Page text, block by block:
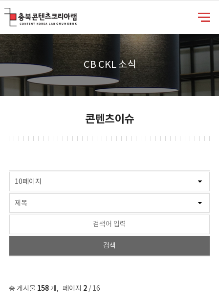
CB CKL 소식
콘텐츠이슈
총 게시물 158개, 페이지 2/ 16